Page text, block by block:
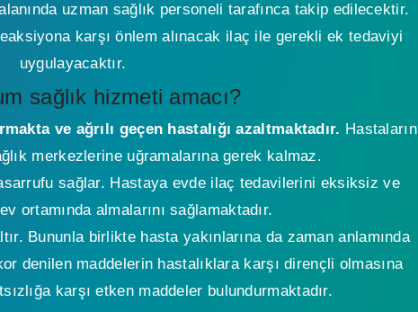
uzman sağlık personeli tarafınca takip edilecektir.
karşı önlem alınacak ilaç ile gerekli ek tedaviyi
uygulayacaktır.
sağlık hizmeti amacı?
ve ağrılı geçen hastalığı azaltmaktadır. Hastaların
merkezlerine uğramalarına gerek kalmaz.
sağlar. Hastaya evde ilaç tedavilerini eksiksiz ve
ortamında almalarını sağlamaktadır.
Bununla birlikte hasta yakınlarına da zaman anlamında
denilen maddelerin hastalıklara karşı dirençli olmasına
karşı etken maddeler bulundurmaktadır.